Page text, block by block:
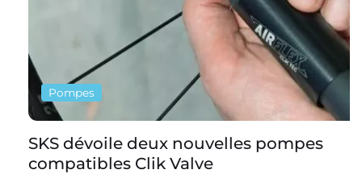
Pompes
SKS dévoile deux nouvelles pompes
compatibles Clik Valve